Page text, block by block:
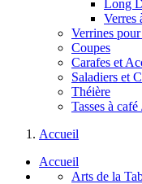
Long
Verres
Verrines
Coupes
Carafes et
Saladiers et
Théière
Tasses à café
Accueil
Accueil
Arts de la